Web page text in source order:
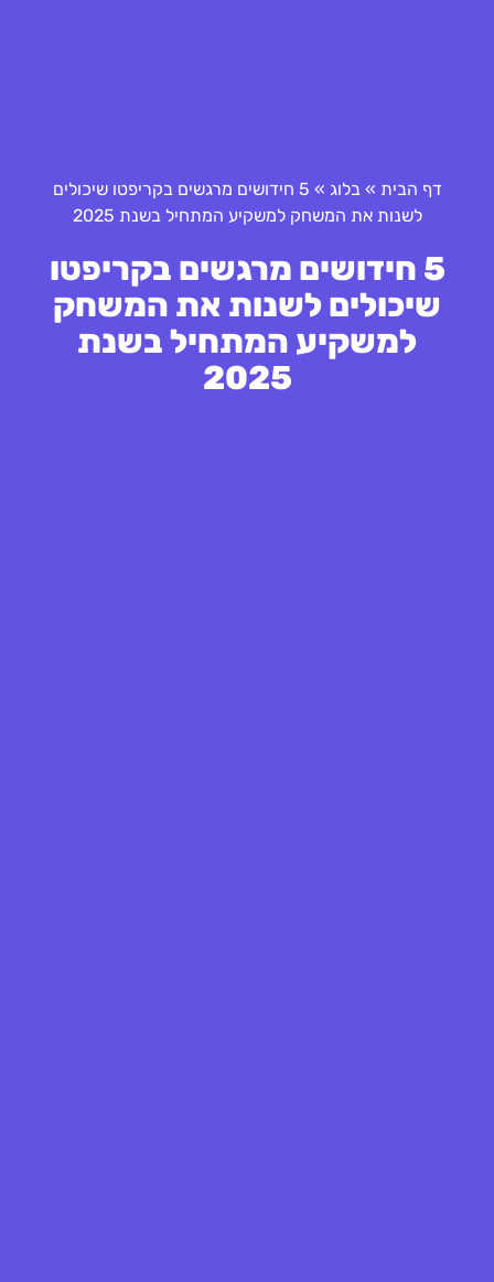
דף הבית » בלוג »
5 חידושים מרגשים בקריפטו שיכולים
לשנות את המשחק למשקיע המתחיל בשנת 2025
5 חידושים מרגשים בקריפטו
שיכולים לשנות את המשחק
למשקיע המתחיל בשנת
2025